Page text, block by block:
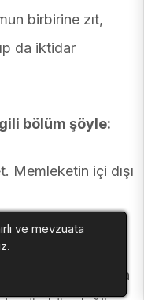
birbirine zıt,
da iktidar
bölüm şöyle:
Memleketin içi dışı
telefondan
moral bulmaya
ve mevzuata